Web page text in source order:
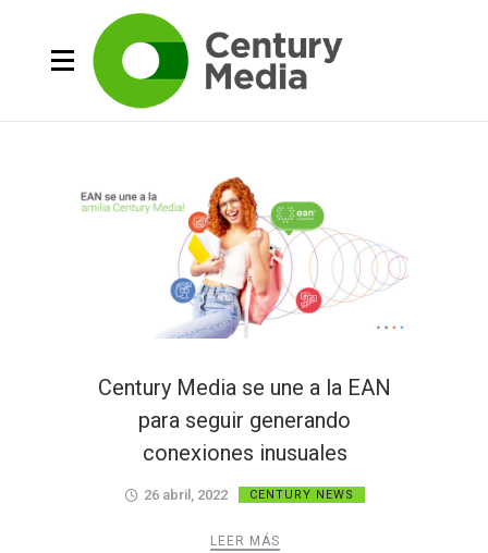
Century Media se une a la EAN
para seguir generando
conexiones inusuales
26 abril, 2022 CENTURY NEWS
LEER MÁS